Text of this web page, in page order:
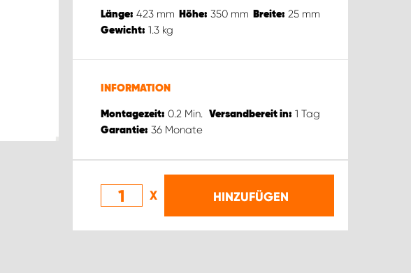
Länge: 423 mm Höhe: 350 mm Breite: 25 mm
Gewicht: 1.3 kg
INFORMATION
Montagezeit: 0.2 Min. Versandbereit in: 1 Tag
Garantie: 36 Monate
X HINZUFÜGEN